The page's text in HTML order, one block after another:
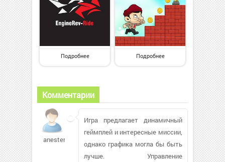
Подробнее Подробнее
Комментарии
anesteruk873
Игра предлагает динамичный
геймплей и интересные миссии,
однако графика могла бы быть
лучше. Управление